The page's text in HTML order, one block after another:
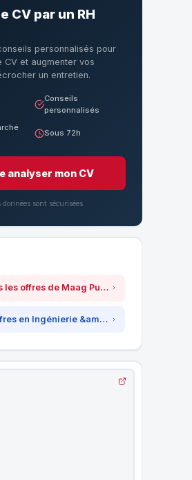
CV par un RH
personnalisés pour
CV et augmenter vos
un entretien.
Conseils
personnalisés
Sous 72h
analyser mon CV
données sont sécurisées
Voir toutes les offres de Maag Pump Systems AG
Voir les offres en Ingénierie &amp; Technique